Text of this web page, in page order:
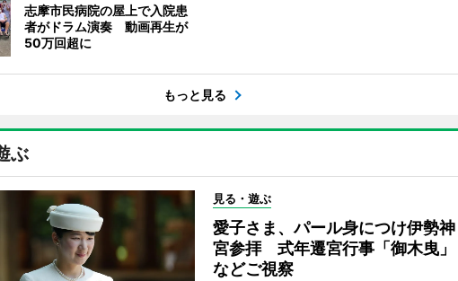
志摩市民病院の屋上で入院患
者がドラム演奏 動画再生が
50万回超に
もっと見る
ぶ
見る・遊ぶ
愛子さま、パール身につけ伊勢神
宮参拝 式年遷宮行事「御木曳」
などご視察